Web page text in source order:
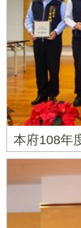
本府108年